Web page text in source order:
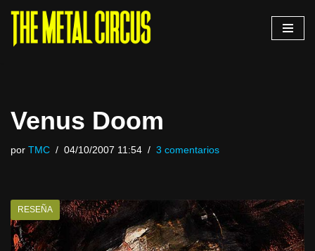
Saltar
Venus Doom
por TMC 04/10/2007 11:54 3 comentarios
RESEÑA